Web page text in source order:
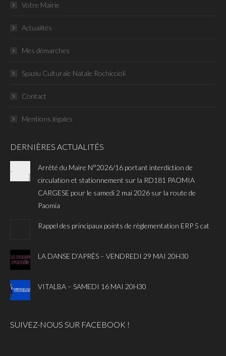
Votre Mairie
Actualités
Mes démarches
Spaziu Culturale Natale Rochiccioli
Contact
Mentions légales
DERNIÈRES ACTUALITÉS
Arrêté du Maire N°2026/16 portant interdiction de
circulation et stationnement sur la RD181 PAOMIA
CARGESE pour le samedi 2 mai 2026 sur la route de
Paomia
Rappel des principaux points de règlementation ERP 5 cat
LA DANSE D’APRÈS – VENDREDI 29 MAI 20H30
VITALBA – SAMEDI 16 MAI 20H30
SUIVEZ-NOUS SUR FACEBOOK !